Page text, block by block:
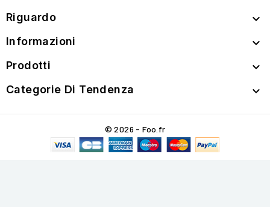
Riguardo 
Informazioni 
Prodotti 
Categorie Di Tendenza 
© 2026 - Foo.fr